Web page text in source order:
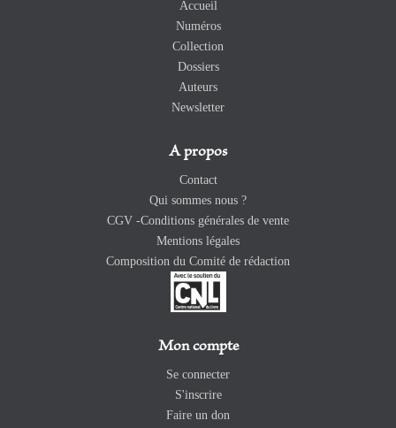
Accueil
Numéros
Collection
Dossiers
Auteurs
Newsletter
A propos
Contact
Qui sommes nous ?
CGV -Conditions générales de vente
Mentions légales
Composition du Comité de rédaction
Mon compte
Se connecter
S'inscrire
Faire un don